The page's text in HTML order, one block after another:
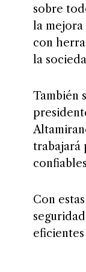
sobre
la mejora
con
la
También
trabajará
Con